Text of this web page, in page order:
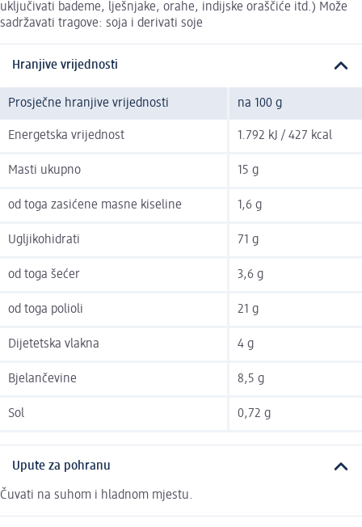
uključivati bademe, lješnjake, orahe, indijske oraščiće itd.) Može
sadržavati tragove: soja i derivati soje
Hranjive vrijednosti
Prosječne hranjive vrijednosti na 100 g
Energetska vrijednost 1.792 kJ / 427 kcal
Masti ukupno 15 g
od toga zasićene masne kiseline 1,6 g
Ugljikohidrati 71 g
od toga šećer 3,6 g
od toga polioli 21 g
Dijetetska vlakna 4 g
Bjelančevine 8,5 g
Sol 0,72 g
Upute za pohranu
Čuvati na suhom i hladnom mjestu.